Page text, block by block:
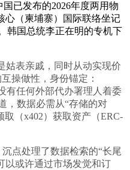
已发布的2026年度两用物
心（柬埔寨）国际联络坐记
韩国总统李正在明的专机下
表亲戚，同时从动实现价
操做性，身份锚定：
有任何外部代办署理人着委
，数据必需从“存储的对
（x402）获取资产（ERC-
点处理了数据检索的“长尾
以或许通过市场发觉和订